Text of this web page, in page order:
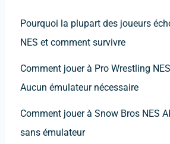
Pourquoi la plupart des joueurs
NES et comment survivre
Comment jouer à Pro Wrestling
Aucun émulateur nécessaire
Comment jouer à Snow Bros NES
sans émulateur